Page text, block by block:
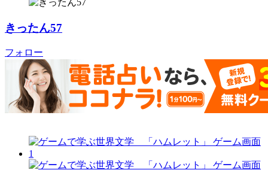
きったん57
フォロー